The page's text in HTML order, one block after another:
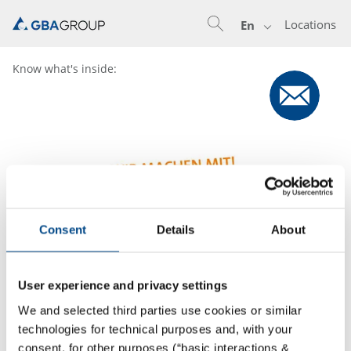
Consent Details About
User experience and privacy settings
We and selected third parties use cookies or similar
technologies for technical purposes and, with your
consent, for other purposes (“basic interactions &
Locations
En
Know what's inside: